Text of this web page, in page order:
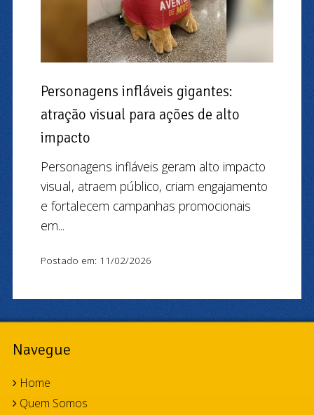
Personagens infláveis gigantes:
atração visual para ações de alto
impacto
Personagens infláveis geram alto impacto
visual, atraem público, criam engajamento
e fortalecem campanhas promocionais
em...
Postado em: 11/02/2026
Navegue
Home
Quem Somos